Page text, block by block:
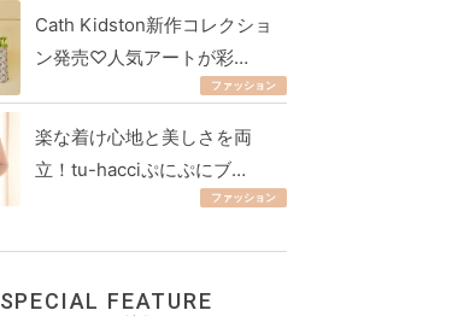
Cath Kidston新作コレクショ
ン発売♡人気アートが彩…
ファッション
楽な着け心地と美しさを両
立！tu-hacciぷにぷにブ…
ファッション
SPECIAL FEATURE